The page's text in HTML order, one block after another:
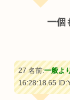
一個
27 名前:一般よ
16:28:18.65